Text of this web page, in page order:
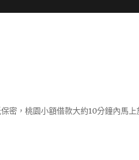
密，桃園小額借款大約10分鐘內馬上